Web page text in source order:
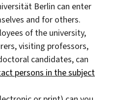
Berlin can enter
and for others.
of the university,
visiting professors,
candidates, can
persons in the subject